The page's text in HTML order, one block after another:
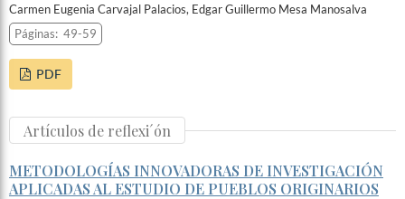
Carmen Eugenia Carvajal Palacios, Edgar Guillermo Mesa Manosalva
Páginas:49-59
PDF
Artículos de reflexi´ón
METODOLOGÍAS INNOVADORAS DE INVESTIGACIÓN
APLICADAS AL ESTUDIO DE PUEBLOS ORIGINARIOS